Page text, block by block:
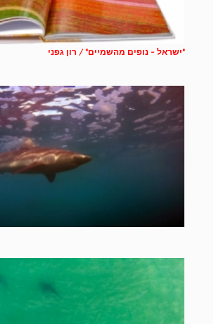
"ישראל - נופים מהשמיים" / רון גפני